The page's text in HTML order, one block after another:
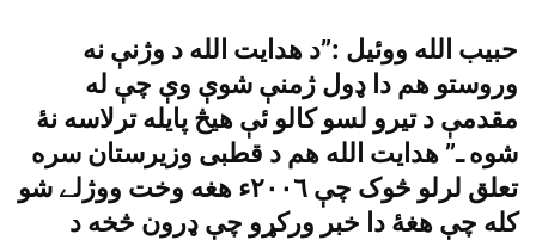
حبيب الله ووئيل :”د هدايت الله د وژنې نه
وروستو هم دا ډول ژمنې شوې وې چې له
مقدمې د تيرو لسو کالو ئې هيڅ پايله ترلاسه نۀ
شوه ـ” هدايت الله هم د قطبى وزيرستان سره
تعلق لرلو څوک چې ٢٠٠٦ء هغه وخت ووژلے شو
کله چې هغۀ دا خبر ورکړو چې ډرون څخه د